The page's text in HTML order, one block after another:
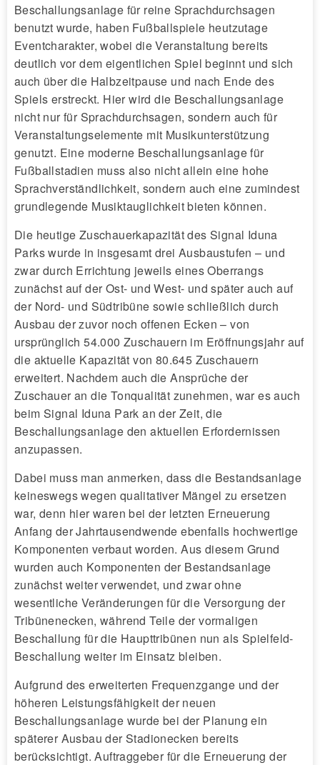
Beschallungsanlage für reine Sprachdurchsagen
benutzt wurde, haben Fußballspiele heutzutage
Eventcharakter, wobei die Veranstaltung bereits
deutlich vor dem eigentlichen Spiel beginnt und sich
auch über die Halbzeitpause und nach Ende des
Spiels erstreckt. Hier wird die Beschallungsanlage
nicht nur für Sprachdurchsagen, sondern auch für
Veranstaltungselemente mit Musikunterstützung
genutzt. Eine moderne Beschallungsanlage für
Fußballstadien muss also nicht allein eine hohe
Sprachverständlichkeit, sondern auch eine zumindest
grundlegende Musiktauglichkeit bieten können.
Die heutige Zuschauerkapazität des Signal Iduna
Parks wurde in insgesamt drei Ausbaustufen – und
zwar durch Errichtung jeweils eines Oberrangs
zunächst auf der Ost- und West- und später auch auf
der Nord- und Südtribüne sowie schließlich durch
Ausbau der zuvor noch offenen Ecken – von
ursprünglich 54.000 Zuschauern im Eröffnungsjahr auf
die aktuelle Kapazität von 80.645 Zuschauern
erweitert. Nachdem auch die Ansprüche der
Zuschauer an die Tonqualität zunehmen, war es auch
beim Signal Iduna Park an der Zeit, die
Beschallungsanlage den aktuellen Erfordernissen
anzupassen.
Dabei muss man anmerken, dass die Bestandsanlage
keineswegs wegen qualitativer Mängel zu ersetzen
war, denn hier waren bei der letzten Erneuerung
Anfang der Jahrtausendwende ebenfalls hochwertige
Komponenten verbaut worden. Aus diesem Grund
wurden auch Komponenten der Bestandsanlage
zunächst weiter verwendet, und zwar ohne
wesentliche Veränderungen für die Versorgung der
Tribünenecken, während Teile der vormaligen
Beschallung für die Haupttribünen nun als Spielfeld-
Beschallung weiter im Einsatz bleiben.
Aufgrund des erweiterten Frequenzgange und der
höheren Leistungsfähigkeit der neuen
Beschallungsanlage wurde bei der Planung ein
späterer Ausbau der Stadionecken bereits
berücksichtigt. Auftraggeber für die Erneuerung der